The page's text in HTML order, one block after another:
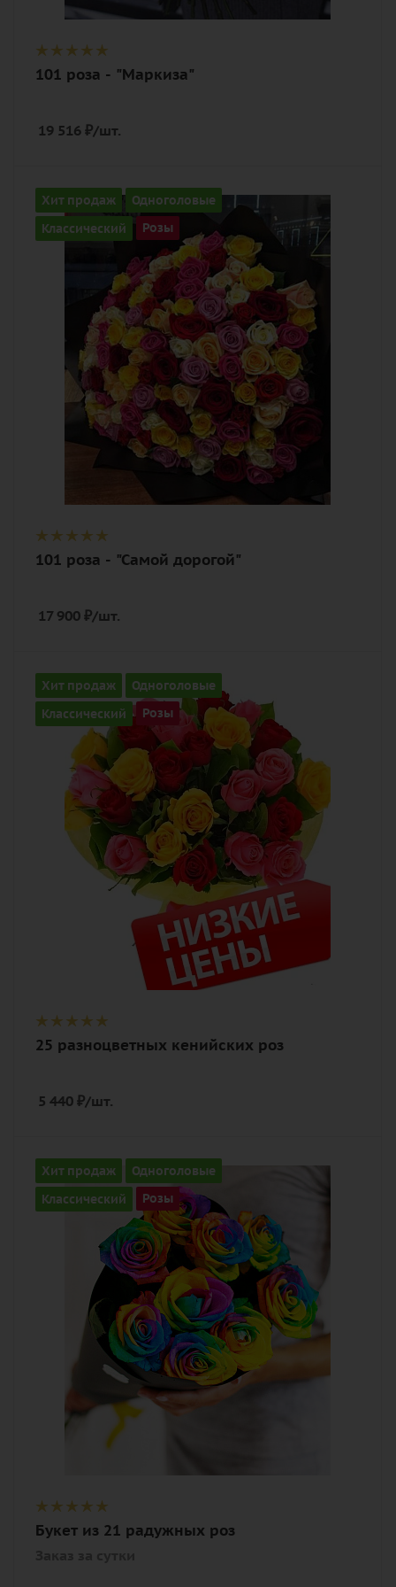
101 роза - "Маркиза"
19 516 ₽/шт.
Хит продаж
Одноголовые
Классический
Розы
Количество
101
разноцветный
Описание
роза, лента, дизайнерская упаковка
101 роза - "Самой дорогой"
17 900 ₽/шт.
Хит продаж
Одноголовые
Классический
Розы
Количество
25
разноцветный
роза, лента, дизайнерская упаковка
25 разноцветных кенийских роз
5 440 ₽/шт.
Хит продаж
Одноголовые
Классический
Розы
Количество
21
разноцветный
Заказ за сутки
роза, лента, дизайнерская упаковка
Букет из 21 радужных роз